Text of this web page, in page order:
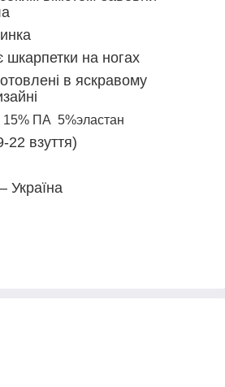
шкарпетки на ногах
в яскравому
ПА 5%эластан
22 взуття)
Україна